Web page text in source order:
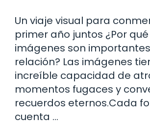
Un viaje visual para
primer año juntos ¿Por
imágenes son
relación? Las imágenes
increíble capacidad de
momentos fugaces y
recuerdos eternos.Cada
cuenta …